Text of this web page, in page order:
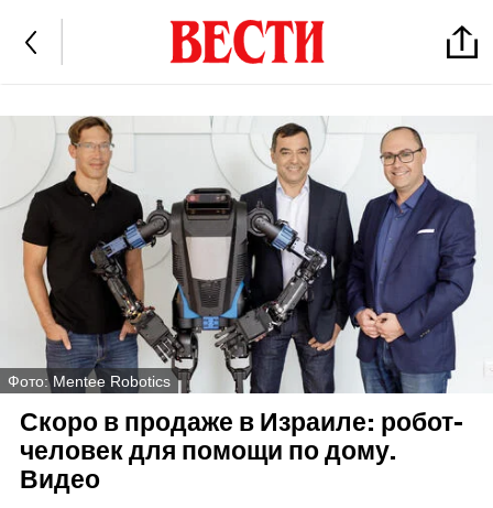
Фото: Mentee Robotics
Скоро в продаже в Израиле: робот-
человек для помощи по дому.
Видео